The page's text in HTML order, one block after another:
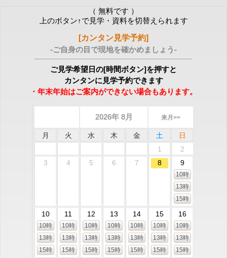
（ 無料です ）
上のボタン↑で見学・資料を切替えられます
[カンタン見学予約]
-ご自身の目で現地を確かめましょう-
ご見学希望日の[時間ボタン]を押すと
カンタンに見学予約できます
・年末年始はご案内ができない場合もあります。
2026年 8月 来月>>
月 火 水 木 金 土
日
1
2
3
4 5 6 7 8 9
10時
13時
15時
10
10時
13時
15時
11
10時
13時
15時
12
10時
13時
15時
13
10時
13時
15時
14
10時
13時
15時
15
10時
13時
15時
16
10時
13時
15時